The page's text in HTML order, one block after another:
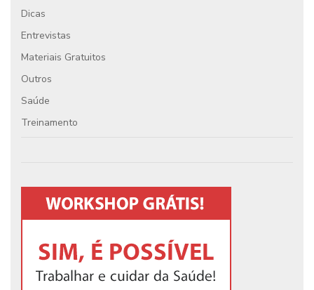
Dicas
Entrevistas
Materiais Gratuitos
Outros
Saúde
Treinamento